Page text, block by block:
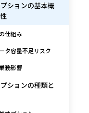
ションの基本概
仕組み
タ容量不足リスク
務影響
ションの種類と